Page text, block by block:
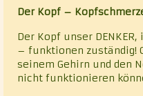
Der Kopf –
Der Kopf unser
– funktionen zuständig!
seinem Gehirn und den
nicht funktionieren